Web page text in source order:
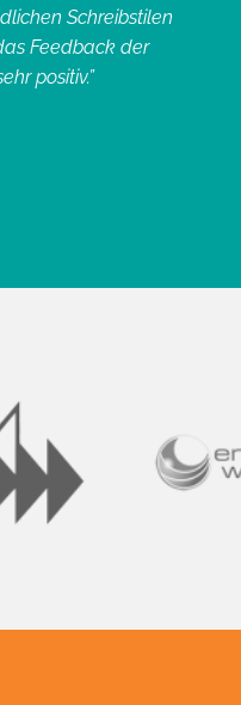
Schreibstilen
Feedback der
positiv.”